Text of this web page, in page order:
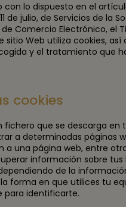
lo dispuesto en el
de julio, de Servicios de la
Comercio Electrónico, el
sitio Web utiliza cookies, así
y el tratamiento que
cookies
fichero que se descarga en
a determinadas páginas
a una página web, entre
información sobre tus
de la
forma en que utilices tu
para identificarte.